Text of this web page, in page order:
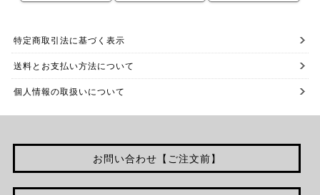
特定商取引法に基づく表示
送料とお支払い方法について
個人情報の取扱いについて
お問い合わせ【ご注文前】